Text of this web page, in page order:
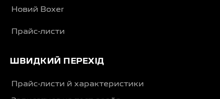
Новий Boxer
Прайс-листи
ШВИДКИЙ ПЕРЕХІД
Прайс-листи й характеристики